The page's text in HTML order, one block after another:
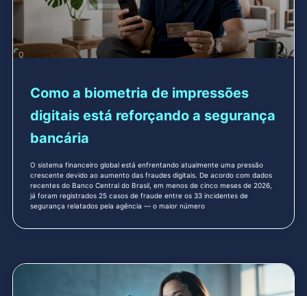
Como a biometria de impressões
digitais está reforçando a segurança
bancária
O sistema financeiro global está enfrentando atualmente uma pressão
crescente devido ao aumento das fraudes digitais. De acordo com dados
recentes do Banco Central do Brasil, em menos de cinco meses de 2026,
já foram registrados 25 casos de fraude entre os 33 incidentes de
segurança relatados pela agência — o maior número